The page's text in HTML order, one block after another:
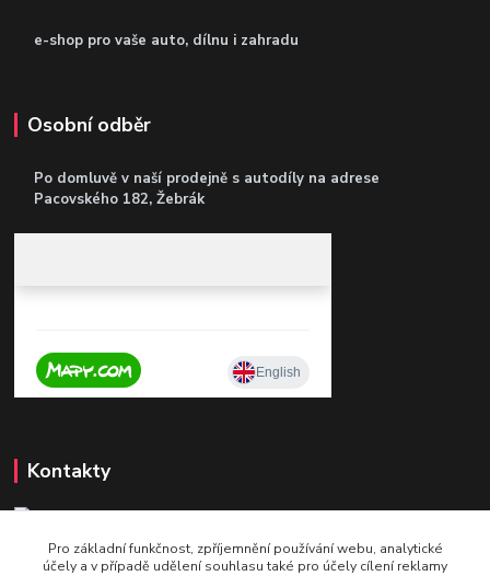
e-shop pro vaše auto, dílnu i zahradu
Osobní odběr
Po domluvě v naší prodejně s autodíly na adrese
Pacovského 182, Žebrák
Kontakty
+420 604 921 321
Pro základní funkčnost, zpříjemnění používání webu, analytické
účely a v případě udělení souhlasu také pro účely cílení reklamy